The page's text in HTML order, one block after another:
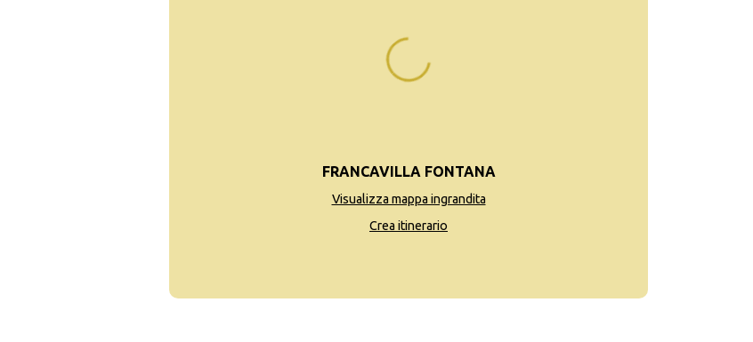
FRANCAVILLA FONTANA
Visualizza mappa ingrandita
Crea itinerario